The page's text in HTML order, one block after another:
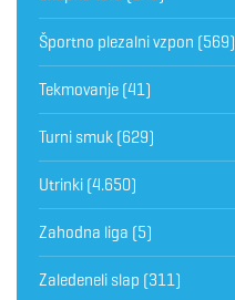
Športno plezalni vzpon (569)
Tekmovanje (41)
Turni smuk (629)
Utrinki (4.650)
Zahodna liga (5)
Zaledeneli slap (311)